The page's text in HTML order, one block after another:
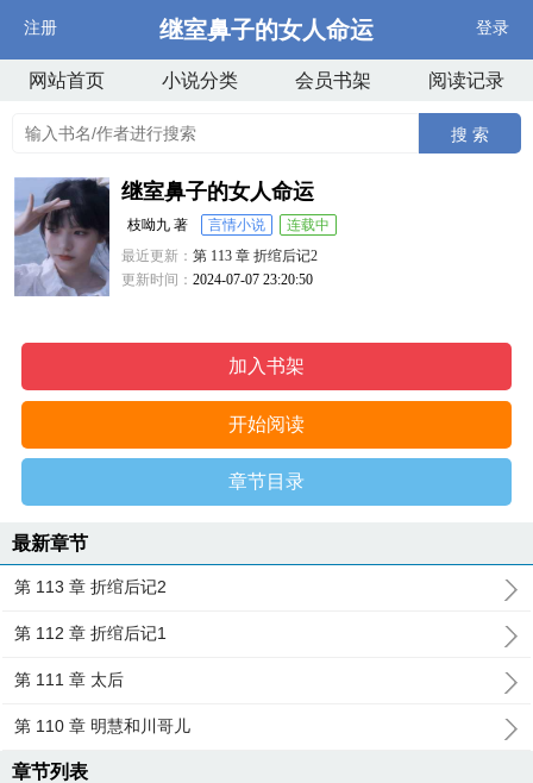
注册 继室鼻子的女人命运 登录
网站首页 小说分类 会员书架 阅读记录
搜 索
继室鼻子的女人命运
枝呦九 著 言情小说
连载中
最近更新：第 113 章 折绾后记2
更新时间：2024-07-07 23:20:50
加入书架
开始阅读
章节目录
最新章节
第 113 章 折绾后记2
第 112 章 折绾后记1
第 111 章 太后
第 110 章 明慧和川哥儿
章节列表